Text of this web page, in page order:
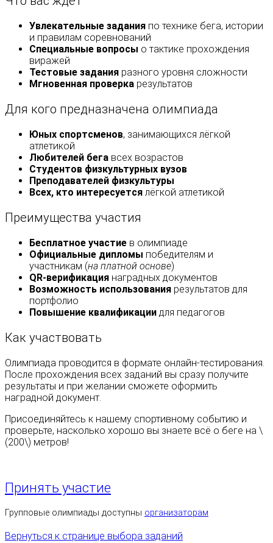
Увлекательные задания по технике бега, истории
и правилам соревнований
Специальные вопросы о тактике прохождения
виражей
Тестовые задания разного уровня сложности
Мгновенная проверка результатов
Для кого предназначена олимпиада
Юных спортсменов, занимающихся лёгкой
атлетикой
Любителей бега всех возрастов
Студентов физкультурных вузов
Преподавателей физкультуры
Всех, кто интересуется лёгкой атлетикой
Преимущества участия
Бесплатное участие в олимпиаде
Официальные дипломы победителям и
участникам (на платной основе)
QR-верификация наградных документов
Возможность использования результатов для
портфолио
Повышение квалификации для педагогов
Как участвовать
Олимпиада проводится в формате онлайн-тестирования.
После прохождения всех заданий вы сразу получите
результаты и при желании сможете оформить
наградной документ.
Присоединяйтесь к нашему спортивному событию и
проверьте, насколько хорошо вы знаете всё о беге на \
(200\) метров!
Принять участие
Групповые олимпиады доступны организаторам
Вернуться к странице выбора заданий